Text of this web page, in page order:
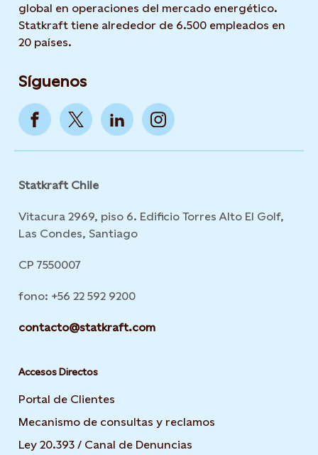
global en operaciones del mercado energético.
Statkraft tiene alrededor de 6.500 empleados en
20 países.
Síguenos
Statkraft Chile
Vitacura 2969, piso 6. Edificio Torres Alto El Golf,
Las Condes, Santiago
CP 7550007
fono: +56 22 592 9200
contacto@statkraft.com
Accesos Directos
Portal de Clientes
Mecanismo de consultas y reclamos
Ley 20.393 / Canal de Denuncias